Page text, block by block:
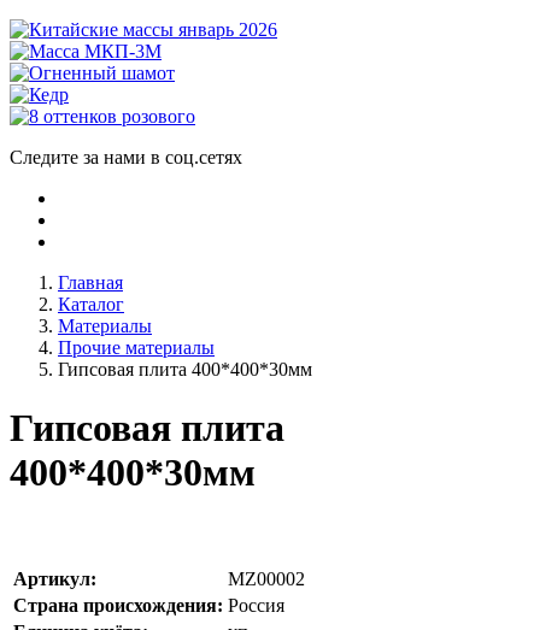
Следите за нами в соц.сетях
Главная
Каталог
Материалы
Прочие материалы
Гипсовая плита 400*400*30мм
Гипсовая плита
400*400*30мм
Артикул:
MZ00002
Страна происхождения: Россия